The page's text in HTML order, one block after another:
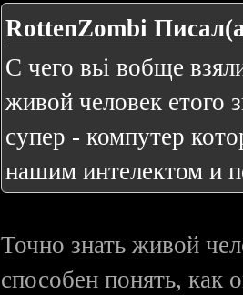
RottenZombi
С чего вьі вобще
живой человек етого
супер - компутер
нашим интелектом и
Точно знать живой
способен понять, как